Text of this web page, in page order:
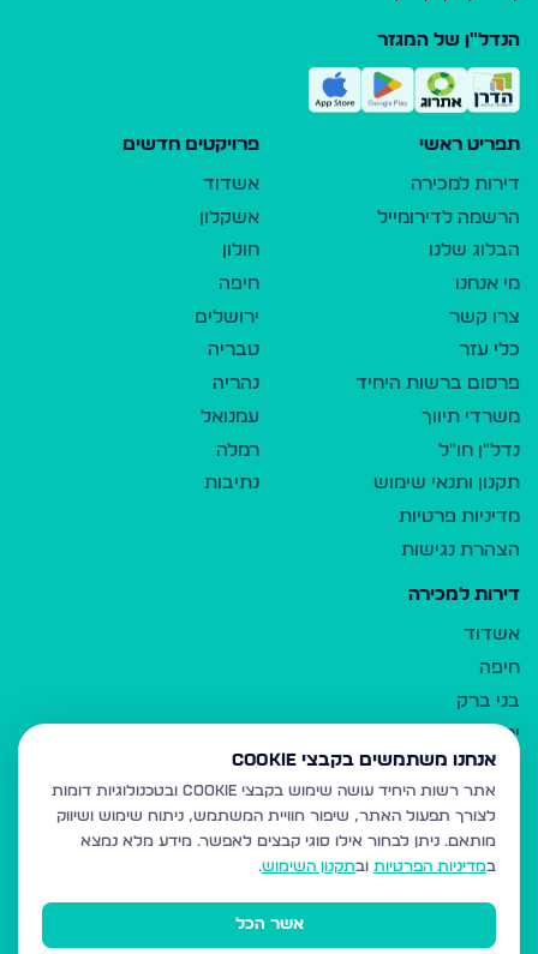
הנדל"ן של המגזר
תפריט ראשי
דירות למכירה
הרשמה לדירומייל
הבלוג שלנו
מי אנחנו
צרו קשר
כלי עזר
פרסום ברשות היחיד
משרדי תיווך
נדל"ן חו"ל
תקנון ותנאי שימוש
מדיניות פרטיות
הצהרת נגישות
פרויקטים חדשים
אשדוד
אשקלון
חולון
חיפה
ירושלים
טבריה
נהריה
עמנואל
רמלה
נתיבות
דירות למכירה
אשדוד
חיפה
בני ברק
ירושלים
אלעד
גבעת זאב
בית שמש
רכסים
מודיעין עילית
אנחנו משתמשים בקבצי Cookie
אתר רשות היחיד עושה שימוש בקבצי Cookie ובטכנולוגיות דומות
לצורך תפעול האתר, שיפור חוויית המשתמש, ניתוח שימוש ושיווק
מותאם. ניתן לבחור אילו סוגי קבצים לאפשר. מידע מלא נמצא
במדיניות הפרטיות ובתקנון השימוש.
אשר הכל